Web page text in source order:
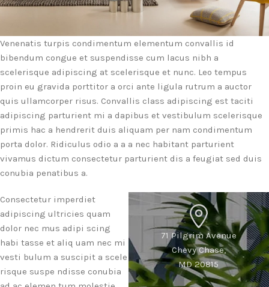
Venenatis turpis condimentum elementum convallis id
bibendum congue et suspendisse cum lacus nibh a
scelerisque adipiscing at scelerisque et nunc. Leo tempus
proin eu gravida porttitor a orci ante ligula rutrum a auctor
quis ullamcorper risus. Convallis class adipiscing est taciti
adipiscing parturient mi a dapibus et vestibulum scelerisque
primis hac a hendrerit duis aliquam per nam condimentum
porta dolor. Ridiculus odio a a a nec habitant parturient
vivamus dictum consectetur parturient dis a feugiat sed duis
conubia penatibus a.
Consectetur imperdiet
adipiscing ultricies quam
dolor nec mus adipi scing
habi tasse et aliq uam nec mi
vesti bulum a suscipit a scele
risque suspe ndisse conubia
71 Pilgrim Avenue
Chevy Chase,
MD 20815